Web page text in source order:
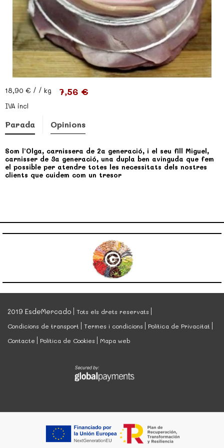
18,90 € / / kg 7,56 €
IVA incl
Parada Opinions
Som l’Olga, carnissera de 2a generació, i el seu fill Miguel,
carnisser de 3a generació, una dupla ben avinguda que fem
el possible per atendre totes les necessitats dels nostres
clients que cuidem com un tresor
2019 EsdeMercado
Tots els drets reservats
Condicions de transport
Termes i condicions
Política de Privacitat
Contacte
Política de Cookies Mapa web